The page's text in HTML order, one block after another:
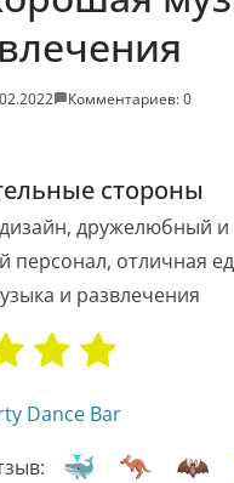
Комментариев: 0
стороны
дружелюбный и
персонал, отличная
и развлечения
Dance Bar